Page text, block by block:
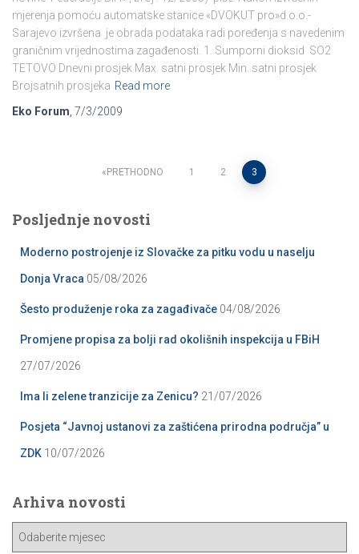
mjerenja pomoću automatske stanice «DVOKUT pro»d.o.o.-
Sarajevo izvršena je obrada podataka radi poređenja s navedenim
graničnim vrijednostima zagađenosti. 1. Sumporni dioksid SO2
TETOVO Dnevni prosjek Max. satni prosjek Min. satni prosjek
Brojsatnih prosjeka Read more
Eko Forum, 7/3/2009
pagination
PRETHODNO 1 2 3
Posljednje novosti
Moderno postrojenje iz Slovačke za pitku vodu u naselju
Donja Vraca 05/08/2026
Šesto produženje roka za zagađivače 04/08/2026
Promjene propisa za bolji rad okolišnih inspekcija u FBiH
27/07/2026
Ima li zelene tranzicije za Zenicu? 21/07/2026
Posjeta “Javnoj ustanovi za zaštićena prirodna područja” u
ZDK 10/07/2026
Arhiva novosti